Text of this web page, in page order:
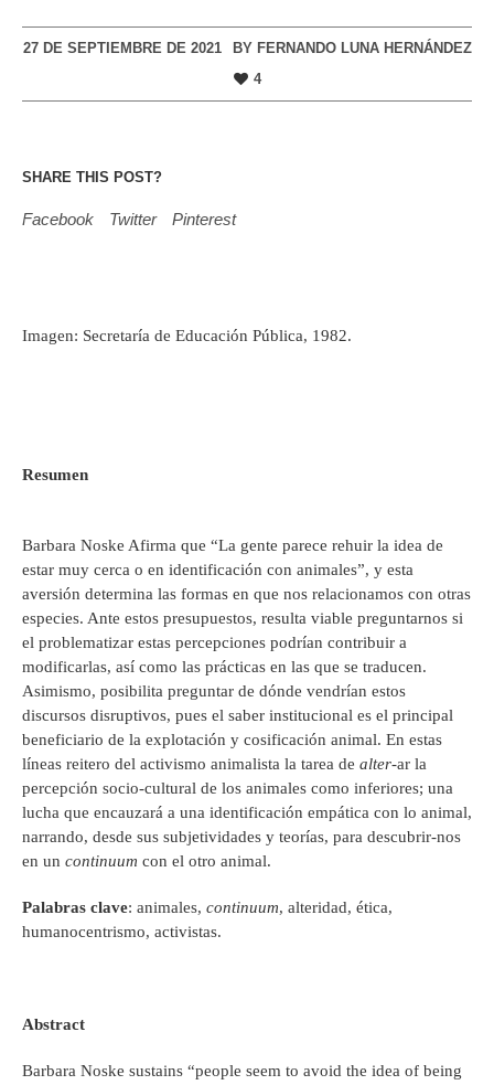
27 DE SEPTIEMBRE DE 2021 BY FERNANDO LUNA HERNÁNDEZ
4
SHARE THIS POST?
Facebook Twitter Pinterest
Imagen: Secretaría de Educación Pública, 1982.
Barbara Noske Afirma que “La gente parece rehuir la idea de
estar muy cerca o en identificación con animales”, y esta
aversión determina las formas en que nos relacionamos con otras
especies. Ante estos presupuestos, resulta viable preguntarnos si
el problematizar estas percepciones podrían contribuir a
modificarlas, así como las prácticas en las que se traducen.
Asimismo, posibilita preguntar de dónde vendrían estos
discursos disruptivos, pues el saber institucional es el principal
beneficiario de la explotación y cosificación animal. En estas
líneas reitero del activismo animalista la tarea de alter-ar la
percepción socio-cultural de los animales como inferiores; una
lucha que encauzará a una identificación empática con lo animal,
narrando, desde sus subjetividades y teorías, para descubrir-nos
en un continuum con el otro animal.
Palabras clave: animales, continuum, alteridad, ética,
humanocentrismo, activistas.
Abstract
Barbara Noske sustains “people seem to avoid the idea of being